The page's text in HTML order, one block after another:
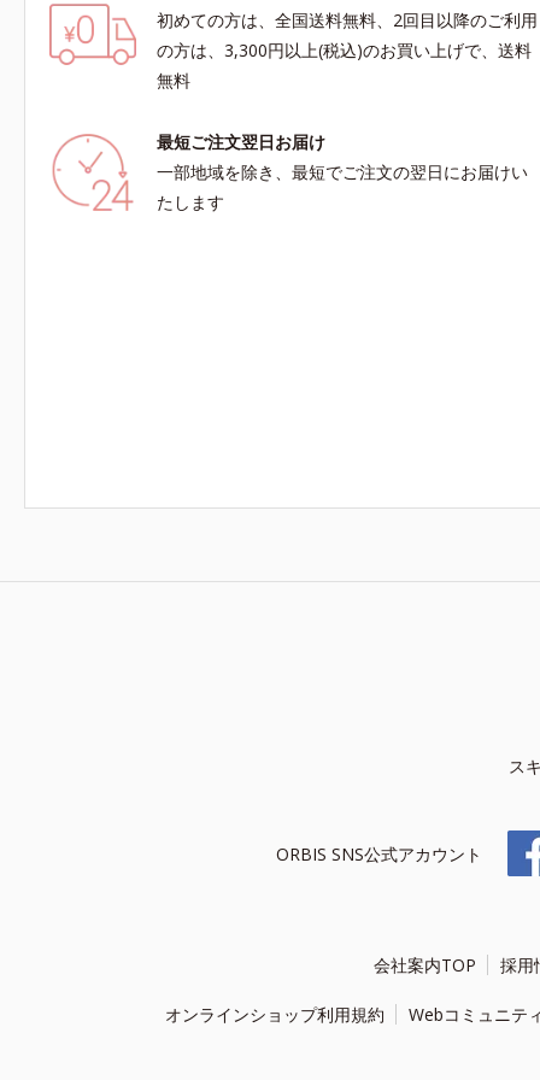
初めての方は、全国送料無料、2回目以降のご利用
の方は、3,300円以上(税込)のお買い上げで、送料
無料
最短ご注文翌日お届け
一部地域を除き、最短でご注文の翌日にお届けい
たします
ス
ORBIS SNS公式アカウント
会社案内TOP 採用
オンラインショップ利用規約 Webコミュニテ